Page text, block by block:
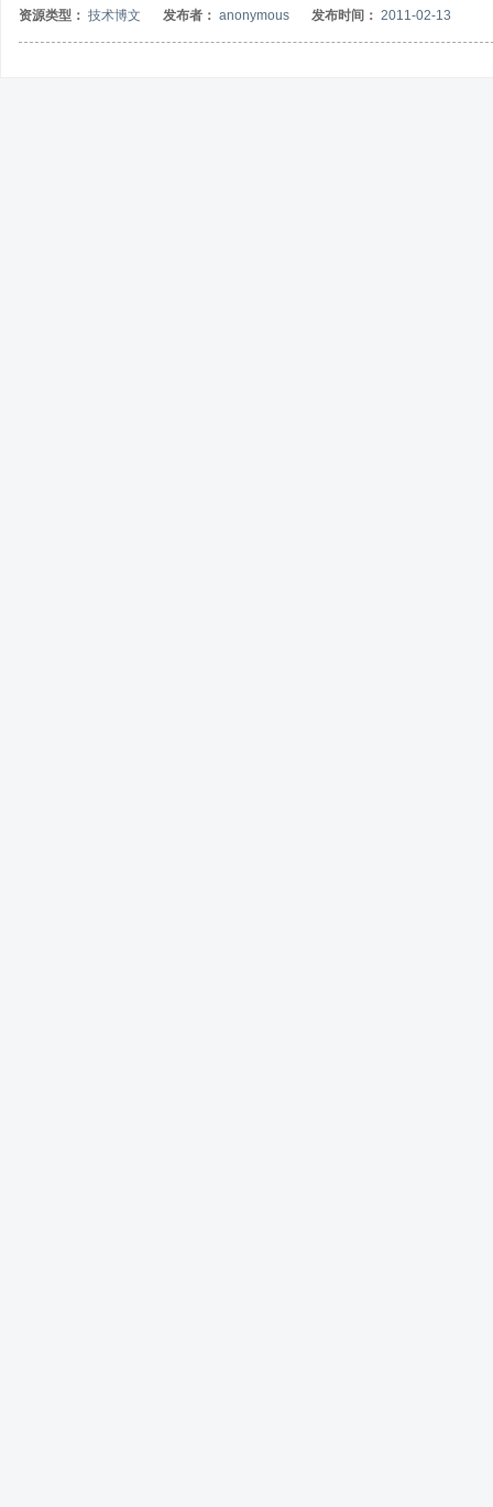
add_subdirectory(subdir)包含其下级源码子目录，而下级源码目录中的
资源类型： 技术博文 发布者： anonymous 发布时间： 2011-02-13